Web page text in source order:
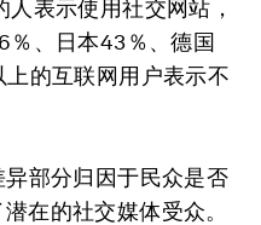
表示使用社交网站，
、日本43％、德国
的互联网用户表示不
部分归因于民众是否
在的社交媒体受众。